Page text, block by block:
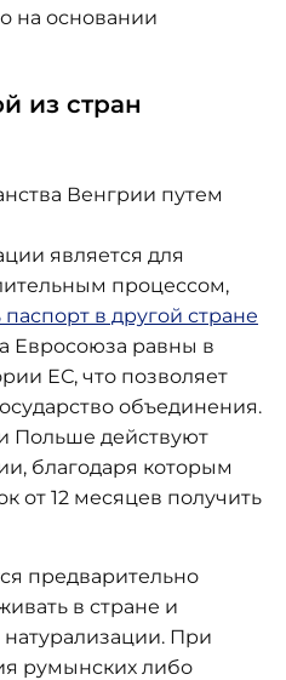
на основании
из стран
Венгрии путем
является для
процессом,
в другой стране
Евросоюза равны в
ЕС, что позволяет
объединения.
Польше действуют
благодаря которым
от 12 месяцев получить
предварительно
в стране и
При
румынских либо